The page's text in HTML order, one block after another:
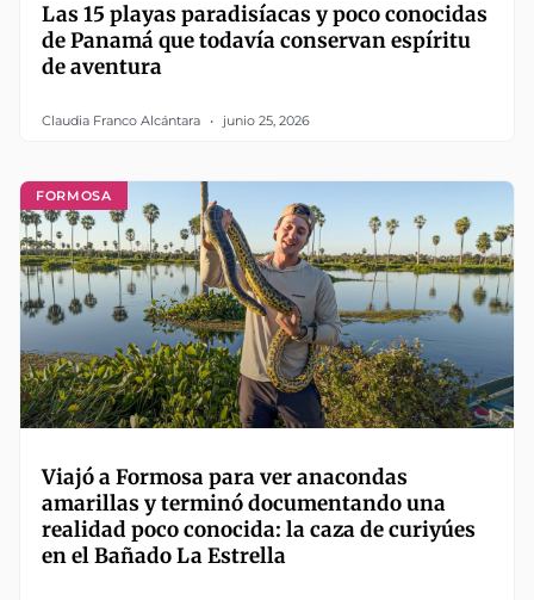
Las 15 playas paradisíacas y poco conocidas
de Panamá que todavía conservan espíritu
de aventura
Claudia Franco Alcántara junio 25, 2026
FORMOSA
Viajó a Formosa para ver anacondas
amarillas y terminó documentando una
realidad poco conocida: la caza de curiyúes
en el Bañado La Estrella